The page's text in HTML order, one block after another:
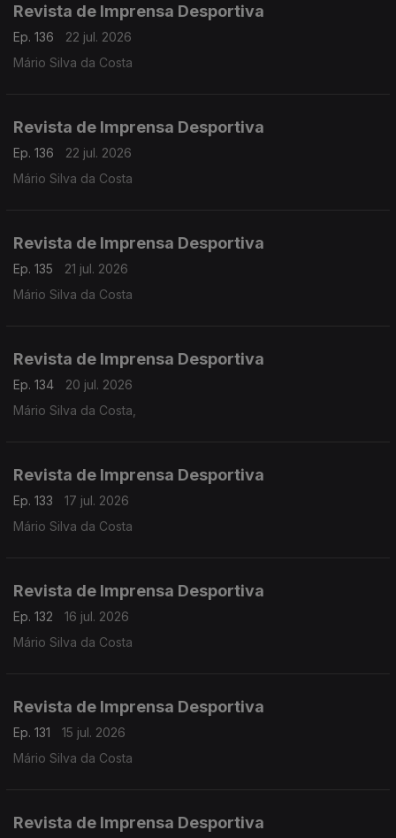
Revista de Imprensa Desportiva
Ep. 136
22 jul. 2026
Mário Silva da Costa
Revista de Imprensa Desportiva
Ep. 136
22 jul. 2026
Mário Silva da Costa
Revista de Imprensa Desportiva
Ep. 135
21 jul. 2026
Mário Silva da Costa
Revista de Imprensa Desportiva
Ep. 134
20 jul. 2026
Mário Silva da Costa,
Revista de Imprensa Desportiva
Ep. 133
17 jul. 2026
Mário Silva da Costa
Revista de Imprensa Desportiva
Ep. 132
16 jul. 2026
Mário Silva da Costa
Revista de Imprensa Desportiva
Ep. 131
15 jul. 2026
Mário Silva da Costa
Revista de Imprensa Desportiva